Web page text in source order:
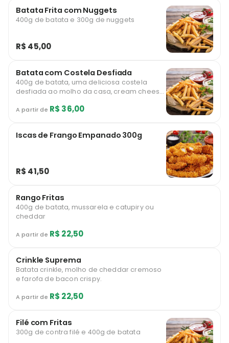
Batata Frita com Nuggets
400g de batata e 300g de nuggets
R$ 45,00
Batata com Costela Desfiada
400g de batata, uma deliciosa costela
desfiada ao molho da casa, cream cheese
A partir de R$ 36,00
Iscas de Frango Empanado 300g
R$ 41,50
Rango Fritas
400g de batata, mussarela e catupiry ou
cheddar
A partir de R$ 22,50
Crinkle Suprema
Batata crinkle, molho de cheddar cremoso
e farofa de bacon crispy.
A partir de R$ 22,50
Filé com Fritas
300g de contra filé e 400g de batata